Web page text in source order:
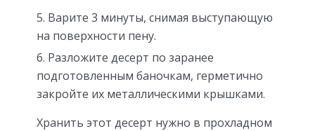
Варите 3 минуты, снимая выступающую
на поверхности пену.
Разложите десерт по заранее
подготовленным баночкам, герметично
закройте их металлическими крышками.
Хранить этот десерт нужно в прохладном